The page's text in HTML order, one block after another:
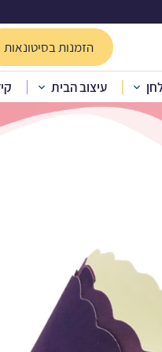
הזמנות בסיטונאות
עיצוב הבית-סגול 50יח